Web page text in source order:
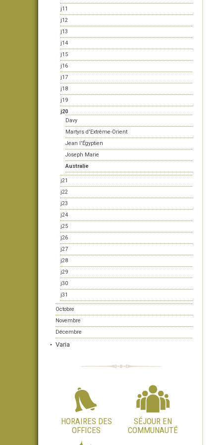
j11
j12
j13
j14
j15
j16
j17
j18
j19
j20
Davy
Martyrs d'Extrême-Orient
Jean l'Égyptien
Joseph Marie
Australie
j21
j22
j23
j24
j25
j26
j27
j28
j29
j30
j31
Octobre
Novembre
Décembre
Varia
HORAIRES DES
OFFICES
SÉJOUR EN
COMMUNAUTÉ